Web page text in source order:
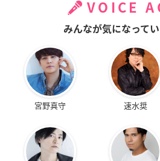
VOICE
みんなが気になって
宮野真守 速水奨